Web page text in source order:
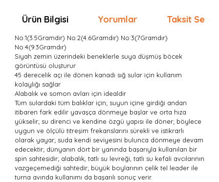
Ürün Bilgisi Yorumlar Taksit
No:1(3.5Gramdır) No:2(4.6Gramdır) No:3(7Gramdır)
No:4(9.3Gramdır)
Siyah zemin üzerindeki beneklerle suya düşmüş böcek
görüntüsü oluşturur
45 derecelik açı ile dönen kanadı sığ sular için kullanım
kolaylığı sağlar
Alabalık ve somon avları için idealdir
Tüm sulardaki tüm balıklar için; suyun içine girdiği andan
itibaren fark edilir yavaşça dönmeye başlar ve orta hıza
yükselir; su direnci ve kendine özgü yapısı ile döner; böylece
uygun ve ölçülü titreşim frekanslarını sürekli ve istikrarlı
olarak yayar; suda kendi seviyesini bulunca dönmeye devam
edecektir; dünyanın dört bir yanında başarıyla kullanılan bir
spin sahtesidir; alabalık, tatlı su levreği, tatlı su kefali avcılarının
vazgeçemediği sahtedir; büyük boylarının çelik tel leader ile
turna avında kullanımı da başarılı sonuç verir.